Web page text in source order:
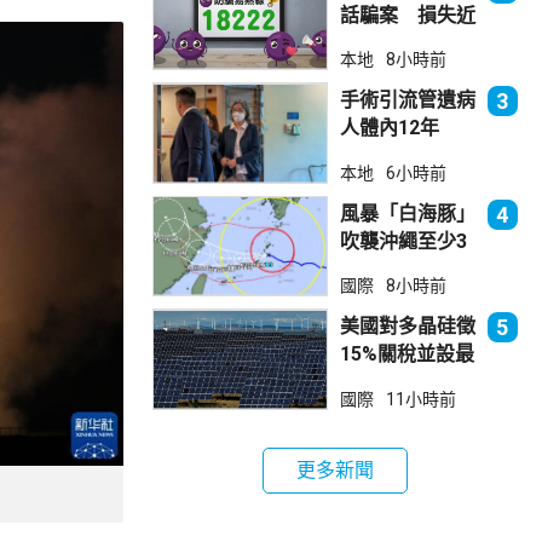
話騙案 損失近
本地 8小時前
手術引流管遺病
人體內12年
業失當除牌1個
月
3
本地 6小時前
風暴「白海豚」
吹襲沖繩至少3
取消
4
國際 8小時前
美國對多晶硅徵
15%關稅並設最
克：中國無法再
5
國際 11小時前
更多新聞